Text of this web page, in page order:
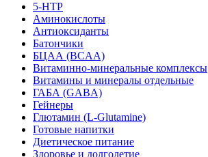
5-HTP
Аминокислоты
Антиоксиданты
Батончики
БЦАА (BCAA)
Витаминно-минеральные комплексы
Витамины и минералы отдельные
ГАБА (GABA)
Гейнеры
Глютамин (L-Glutamine)
Готовые напитки
Диетическое питание
Здоровье и долголетие